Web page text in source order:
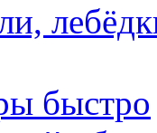
быстро